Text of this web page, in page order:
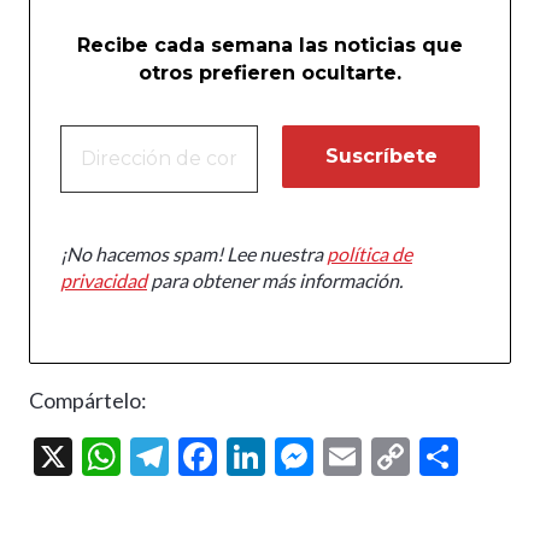
Recibe cada semana las noticias que
otros prefieren ocultarte.
¡No hacemos spam! Lee nuestrapolítica de
privacidadpara obtener más información.
Compártelo:
X
W T
F
Li M E
C